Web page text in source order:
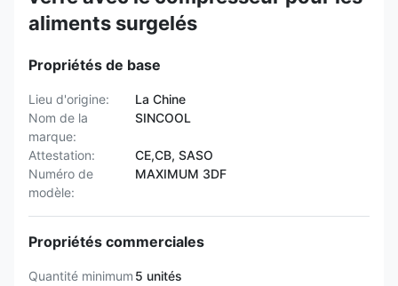
aliments surgelés
Propriétés de base
Lieu d'origine:
La Chine
Nom de la
marque:
SINCOOL
Attestation:
CE,CB, SASO
Numéro de
modèle:
MAXIMUM 3DF
Propriétés commerciales
Quantité minimum 5 unités